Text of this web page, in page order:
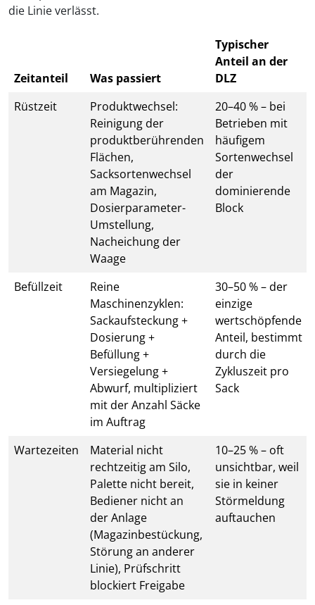
die Linie verlässt.
Zeitanteil Was passiert
Typischer
Anteil an der
DLZ
Rüstzeit
Produktwechsel:
Reinigung der
produktberührenden
Flächen,
Sacksortenwechsel
am Magazin,
Dosierparameter-
Umstellung,
Nacheichung der
Waage
20–40 % – bei
Betrieben mit
häufigem
Sortenwechsel
der
dominierende
Block
Befüllzeit
Reine
Maschinenzyklen:
Sackaufsteckung +
Dosierung +
Befüllung +
Versiegelung +
Abwurf, multipliziert
mit der Anzahl Säcke
im Auftrag
30–50 % – der
einzige
wertschöpfende
Anteil, bestimmt
durch die
Zykluszeit pro
Sack
Wartezeiten
Material nicht
rechtzeitig am Silo,
Palette nicht bereit,
Bediener nicht an
der Anlage
(Magazinbestückung,
Störung an anderer
Linie), Prüfschritt
blockiert Freigabe
10–25 % – oft
unsichtbar, weil
sie in keiner
Störmeldung
auftauchen